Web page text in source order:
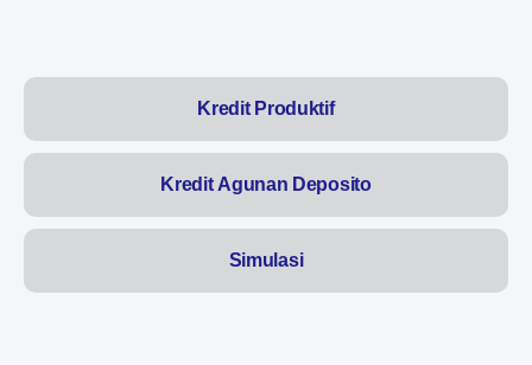
Kredit Produktif
Kredit Agunan Deposito
Simulasi